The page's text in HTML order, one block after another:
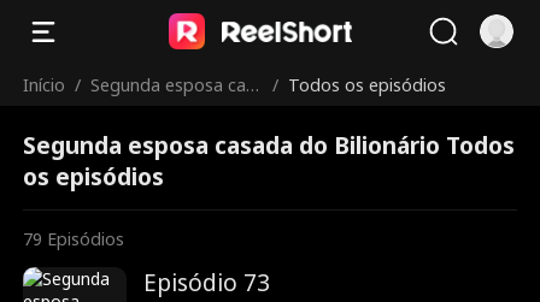
Início / Segunda esposa cas
/ Todos os episódios
Segunda esposa casada do Bilionário Todos
os episódios
79 Episódios
Episódio 73